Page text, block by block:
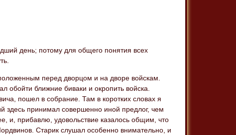
день; потому для общего понятия всех
перед дворцом и на дворе войскам.
обойти ближние биваки и окропить войска.
пошел в собрание. Там в коротких словах я
здесь принимал совершенно иной предлог, чем
и, прибавлю, удовольствие казалось общим, что
Старик слушал особенно внимательно, и